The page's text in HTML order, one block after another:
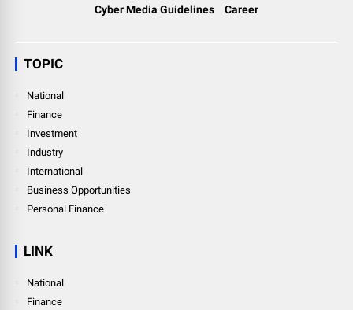
Cyber Media Guidelines
Career
TOPIC
National
Finance
Investment
Industry
International
Business Opportunities
Personal Finance
LINK
National
Finance